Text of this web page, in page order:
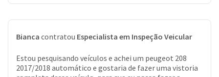
Bianca contratou Especialista em Inspeção Veicular
Estou pesquisando veículos e achei um peugeot 208
2017/2018 automático e gostaria de fazer uma vistoria